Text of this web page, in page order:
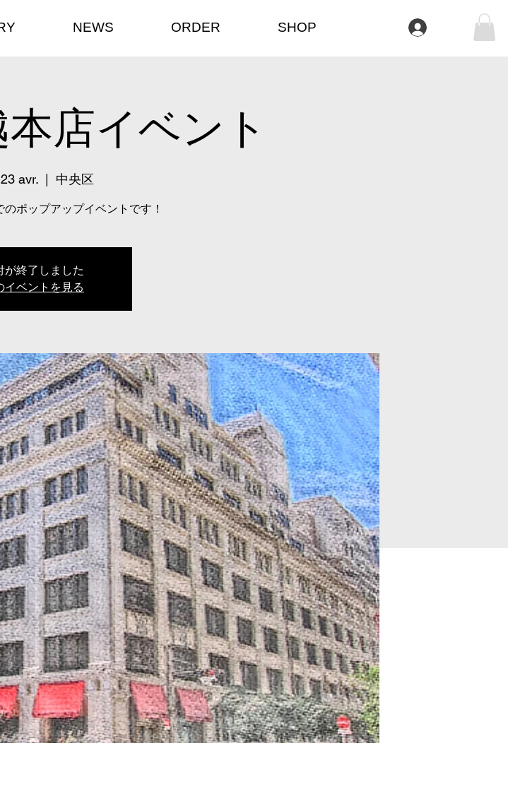
NEWS ORDER SHOP Se connecter
店イベント
avr.
  |
中央区
ポップアップイベントです！
が終了しました
イベントを見る